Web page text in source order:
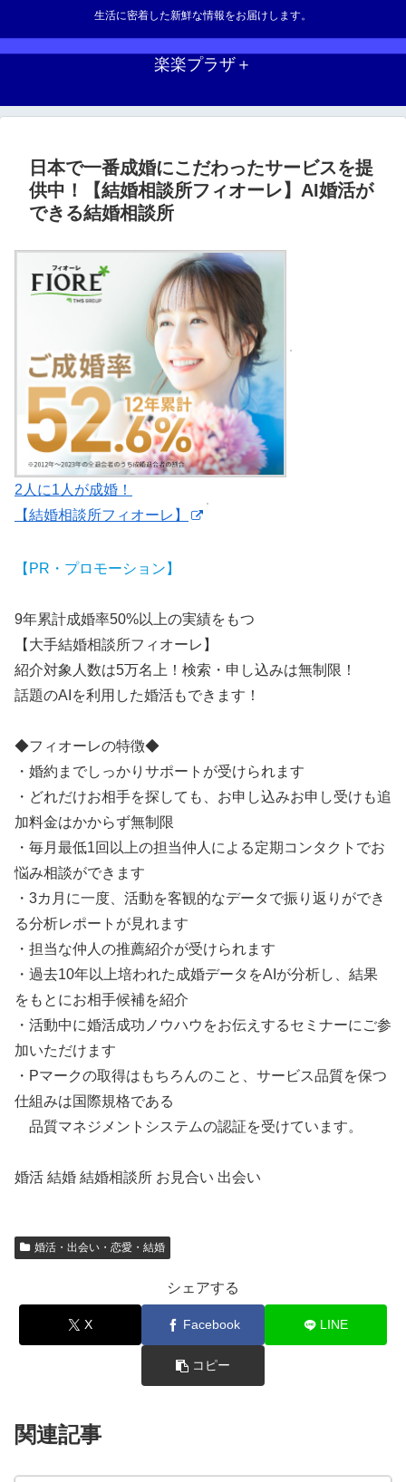
生活に密着した新鮮な情報をお届けします。
楽楽プラザ＋
日本で一番成婚にこだわったサービスを提
供中！【結婚相談所フィオーレ】AI婚活が
できる結婚相談所
2人に1人が成婚！
【結婚相談所フィオーレ】
【PR・プロモーション】
9年累計成婚率50%以上の実績をもつ
【大手結婚相談所フィオーレ】
紹介対象人数は5万名上！検索・申し込みは無制限！
話題のAIを利用した婚活もできます！
◆フィオーレの特徴◆
・婚約までしっかりサポートが受けられます
・どれだけお相手を探しても、お申し込みお申し受けも追
加料金はかからず無制限
・毎月最低1回以上の担当仲人による定期コンタクトでお
悩み相談ができます
・3カ月に一度、活動を客観的なデータで振り返りができ
る分析レポートが見れます
・担当な仲人の推薦紹介が受けられます
・過去10年以上培われた成婚データをAIが分析し、結果
をもとにお相手候補を紹介
・活動中に婚活成功ノウハウをお伝えするセミナーにご参
加いただけます
・Pマークの取得はもちろんのこと、サービス品質を保つ
仕組みは国際規格である
品質マネジメントシステムの認証を受けています。
婚活 結婚 結婚相談所 お見合い 出会い
婚活・出会い・恋愛・結婚
シェアする
X Facebook LINE
コピー
関連記事